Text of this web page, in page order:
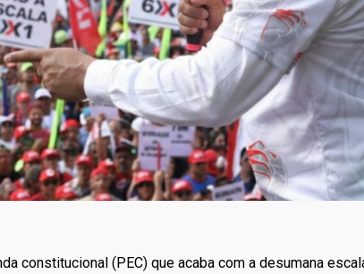
constitucional (PEC) que acaba com a desumana